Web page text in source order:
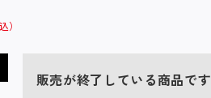
販売が終了している商品です